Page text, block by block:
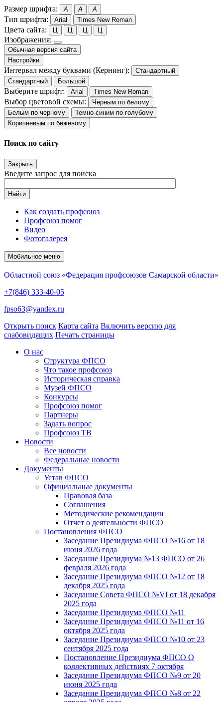
Размер шрифта: A A A
Тип шрифта: Arial Times New Roman
Цвета сайта: Ц Ц Ц Ц
Изображения:
Обычная версия сайта
Настройки
Интервал между буквами (Кернинг):
Стандартный
Стандартный
Большой
Выберите шрифт: Arial Times New Roman
Выбор цветовой схемы:
Черным по белому
Белым по черному
Темно-синим по голубому
Коричневым по бежевому
Поиск по сайту
Закрыть
Введите запрос для поиска
Найти
Как создать профсоюз
Профсоюз помог
Видео
Фотогалерея
Мобильное меню
Областной союз «Федерация профсоюзов Самарской области»
+7(846) 333-40-05
fpso63@yandex.ru
Открыть поиск Карта сайта Включить версию для
слабовидящих Печать страницы
О нас
Структура ФПСО
Что такое профсоюз
Историческая справка
Музей ФПСО
Конкурсы
Профсоюз помог
Партнеры
Задать вопрос
Профсоюз ТВ
Новости
Все новости
Федеральные новости
Документы
Устав ФПСО
Официальные документы
Правовая база
Соглашения
Методические рекомендации
Отчет о деятельности ФПСО
Постановления ФПСО
Заседание Президиума ФПСО №16 от 18
июня 2026 года
Заседание Президиума №13 ФПСО от 26
февраля 2026 года
Заседание Президиума ФПСО №12 от 18
декабря 2025 года
Заседание Совета ФПСО №VI от 18 декабря
2025 года
Заседание Президиума ФПСО №11
Заседание Президиума ФПСО №11 от 16
октября 2025 года
Заседание Президиума ФПСО №10 от 23
сентября 2025 года
Постановление Президиума ФПСО О
коллективных действиях 7 октября
Заседание Президиума ФПСО №9 от 20
июня 2025 года
Заседание Президиума ФПСО №8 от 22